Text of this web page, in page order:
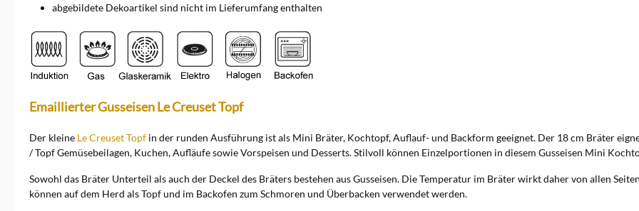
abgebildete Dekoartikel sind nicht im Lieferumfang enthalten
Emaillierter Gusseisen Le Creuset Topf
Der kleine Le Creuset Topf in der runden Ausführung ist als Mini Bräter, Kochtopf, Auflauf- und Backform geeignet. Der 18 cm Bräter
/ Topf Gemüsebeilagen, Kuchen, Aufläufe sowie Vorspeisen und Desserts. Stilvoll können Einzelportionen in diesem Gusseisen Mini
Sowohl das Bräter Unterteil als auch der Deckel des Bräters bestehen aus Gusseisen. Die Temperatur im Bräter wirkt daher von allen
können auf dem Herd als Topf und im Backofen zum Schmoren und Überbacken verwendet werden.